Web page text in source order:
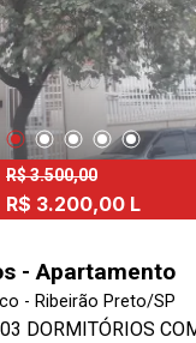
R$ 3.500,00
R$ 3.200,00 L
- Apartamento
- Ribeirão Preto/SP
DORMITÓRIOS